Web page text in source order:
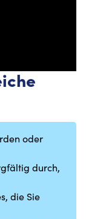
oder
durch,
die Sie